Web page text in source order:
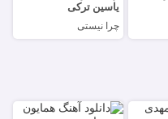
یاسین ترکی
چرا نیستی